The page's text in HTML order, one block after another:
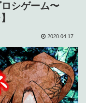
シゲーム〜
2020.04.17